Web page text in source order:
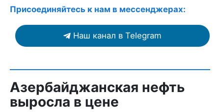
Присоединяйтесь к нам в мессенджерах:
Наш канал в Telegram
Азербайджанская нефть
выросла в цене